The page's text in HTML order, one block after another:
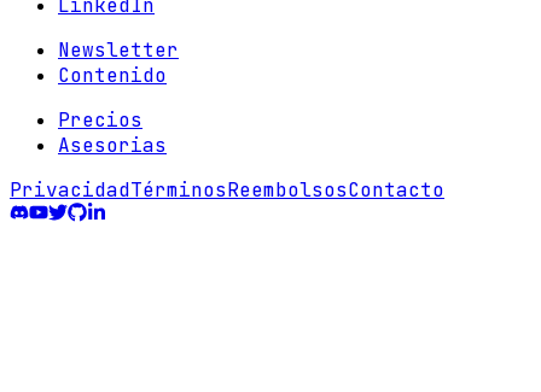
LinkedIn
Newsletter
Contenido
Precios
Asesorias
PrivacidadTérminosReembolsosContacto